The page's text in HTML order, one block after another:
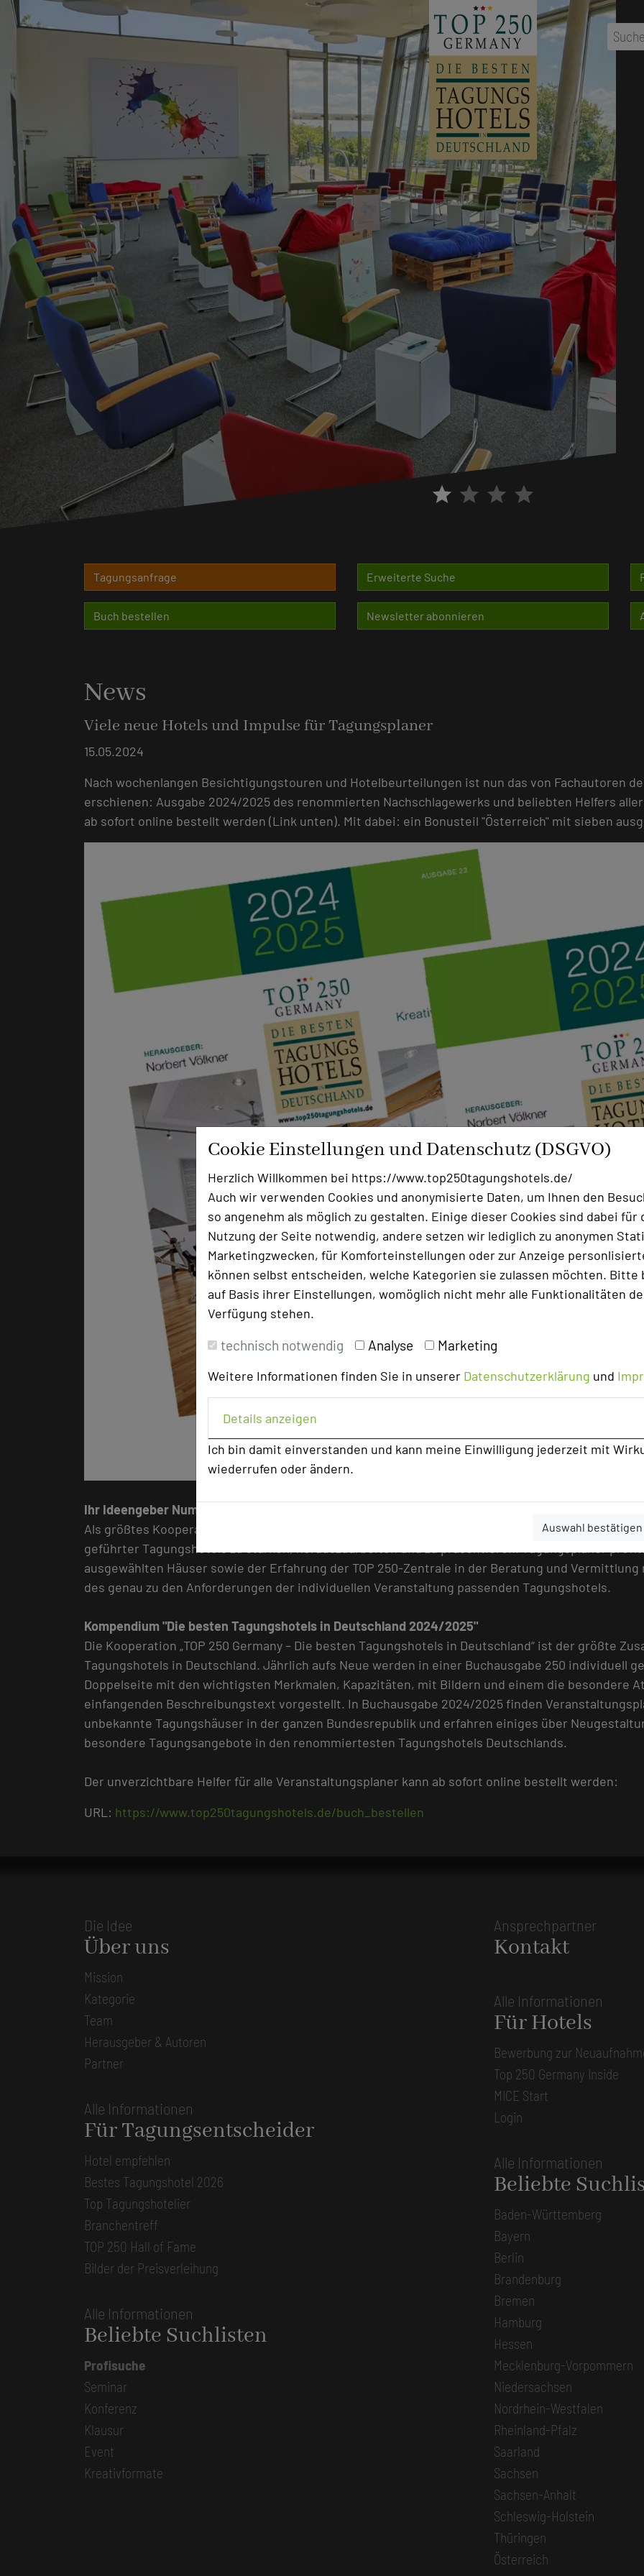
Cookie Einstellungen und Datenschutz (DSGVO)
Herzlich Willkommen bei https://www.top250tagungshotels.de/
Auch wir verwenden Cookies und anonymisierte Daten, um Ihnen den
so angenehm als möglich zu gestalten. Einige dieser Cookies sind dabei für
Nutzung der Seite notwendig, andere setzen wir lediglich zu anonymen
Marketingzwecken, für Komforteinstellungen oder zur Anzeige
können selbst entscheiden, welche Kategorien sie zulassen möchten. Bitte
auf Basis ihrer Einstellungen, womöglich nicht mehr alle Funktionalitäten
Verfügung stehen.
technisch notwendig Analyse Marketing
Weitere Informationen finden Sie in unserer Datenschutzerklärung und
Details anzeigen
Ich bin damit einverstanden und kann meine Einwilligung jederzeit mit
wiederrufen oder ändern.
Auswahl bestätigen
...Ort,
star star star star
Tagungsanfrage Erweiterte Suche
Buch bestellen Newsletter abonnieren
News
Viele neue Hotels und Impulse für Tagungsplaner
15.05.2024
Nach wochenlangen Besichtigungstouren und Hotelbeurteilungen ist nun das von Fachautoren
erschienen: Ausgabe 2024/2025 des renommierten Nachschlagewerks und beliebten Helfers
ab sofort online bestellt werden (Link unten). Mit dabei: ein Bonusteil "Österreich" mit sieben
Ihr Ideengeber Nummer 1 für die Hotelsuche und Tagungsplanung
Als größtes Kooperationsprojekt der Tagungshotellerie in Deutschland verfolgt TOP 250
geführter Tagungshotels zu stärken, herauszuarbeiten und zu präsentieren. Tagungsplaner
ausgewählten Häuser sowie der Erfahrung der TOP 250-Zentrale in der Beratung und
des genau zu den Anforderungen der individuellen Veranstaltung passenden Tagungshotels.
Kompendium "Die besten Tagungshotels in Deutschland 2024/2025"
Die Kooperation „TOP 250 Germany – Die besten Tagungshotels in Deutschland“ ist der größte
Tagungshotels in Deutschland. Jährlich aufs Neue werden in einer Buchausgabe 250 individuell
Doppelseite mit den wichtigsten Merkmalen, Kapazitäten, mit Bildern und einem die besondere
einfangenden Beschreibungstext vorgestellt. In Buchausgabe 2024/2025 finden
unbekannte Tagungshäuser in der ganzen Bundesrepublik und erfahren einiges über
besondere Tagungsangebote in den renommiertesten Tagungshotels Deutschlands.
Der unverzichtbare Helfer für alle Veranstaltungsplaner kann ab sofort online bestellt werden:
URL: https://www.top250tagungshotels.de/buch_bestellen
Die Idee
Über uns
Mission
Kategorie
Team
Herausgeber & Autoren
Partner
Alle Informationen
Für Tagungsentscheider
Hotel empfehlen
Bestes Tagungshotel 2026
Top Tagungshotelier
Branchentreff
TOP 250 Hall of Fame
Bilder der Preisverleihung
Alle Informationen
Beliebte Suchlisten
Profisuche
Seminar
Konferenz
Klausur
Event
Kreativformate
Ansprechpartner
Kontakt
Alle Informationen
Für Hotels
Bewerbung zur
Top 250 Germany Inside
MICE Start
Login
Alle Informationen
Beliebte
Baden-Württemberg
Bayern
Berlin
Brandenburg
Bremen
Hamburg
Hessen
Mecklenburg-Vorpommern
Niedersachsen
Nordrhein-Westfalen
Rheinland-Pfalz
Saarland
Sachsen
Sachsen-Anhalt
Schleswig-Holstein
Thüringen
Österreich